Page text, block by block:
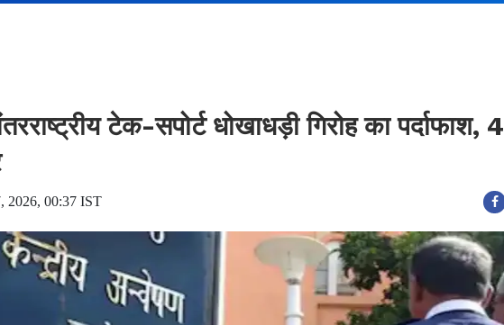
टेक-सपोर्ट धोखाधड़ी गिरोह का पर्दाफाश, 4
2026, 00:37 IST